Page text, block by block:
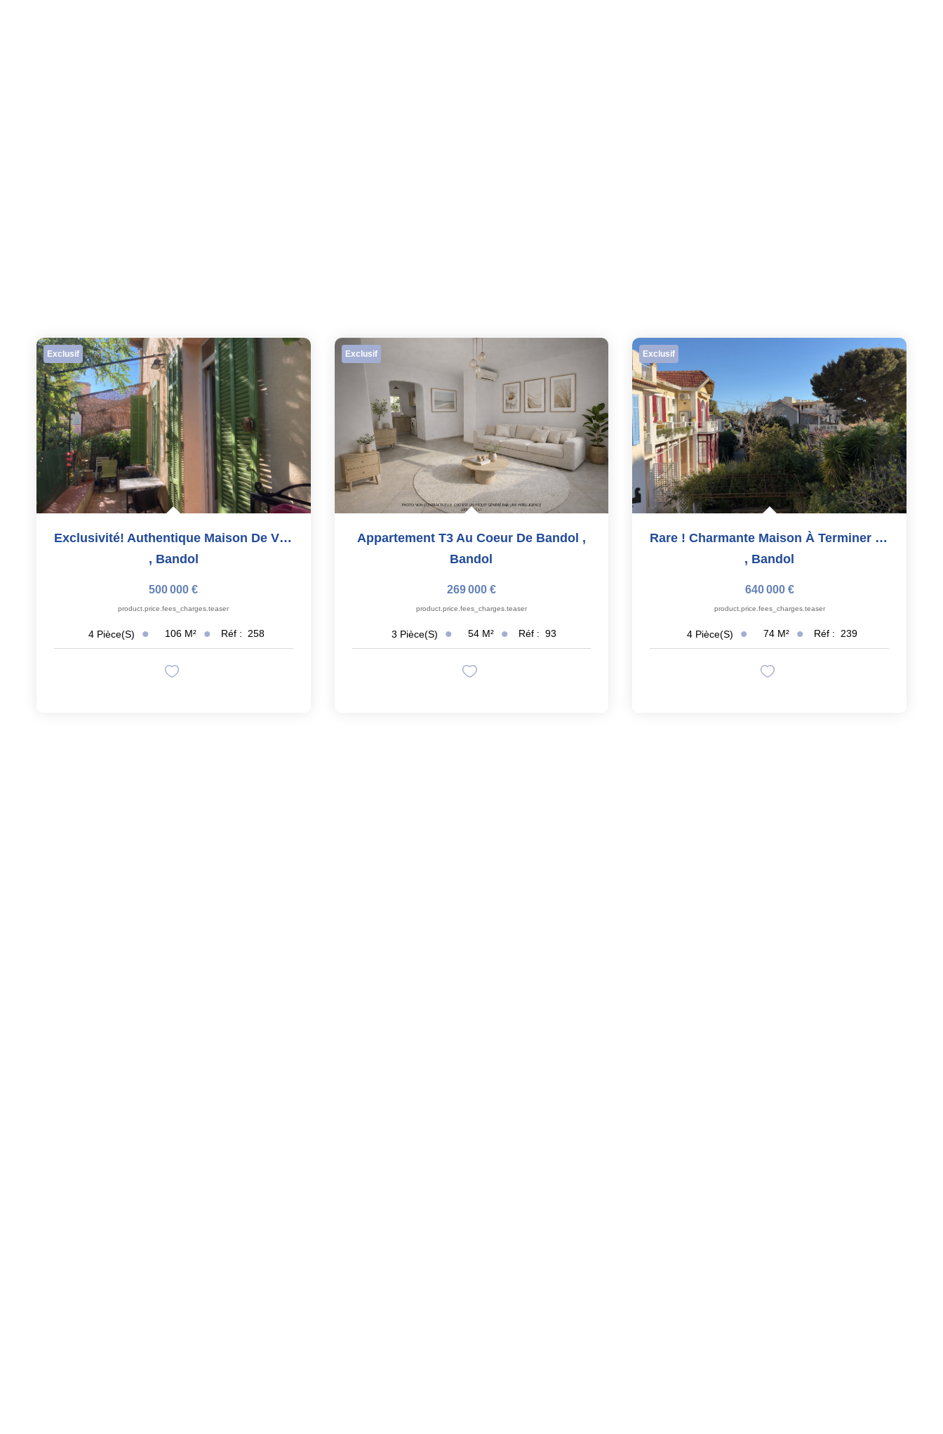
Exclusif
Exclusivité! Authentique Maison De Village En Hyper Centre...
, Bandol
500 000 €
product.price.fees_charges.teaser
4 Pièce(s) 106 M² Réf : 258
Exclusif
Appartement T3 Au Coeur De Bandol ,
Bandol
269 000 €
product.price.fees_charges.teaser
3 Pièce(s) 54 M² Réf : 93
Exclusif
Rare ! Charmante Maison À Terminer Sur BANDOL
, Bandol
640 000 €
product.price.fees_charges.teaser
4 Pièce(s) 74 M² Réf : 239